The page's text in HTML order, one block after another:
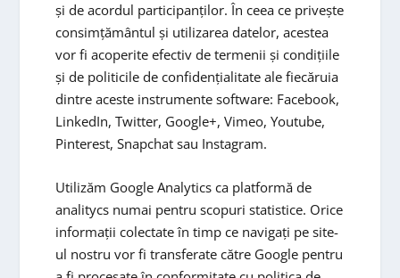
și de acordul participanților. În ceea ce privește
consimțământul și utilizarea datelor, acestea
vor fi acoperite efectiv de termenii și condițiile
și de politicile de confidențialitate ale fiecăruia
dintre aceste instrumente software: Facebook,
LinkedIn, Twitter, Google+, Vimeo, Youtube,
Pinterest, Snapchat sau Instagram.
Utilizăm Google Analytics ca platformă de
analitycs numai pentru scopuri statistice. Orice
informații colectate în timp ce navigați pe site-
ul nostru vor fi transferate către Google pentru